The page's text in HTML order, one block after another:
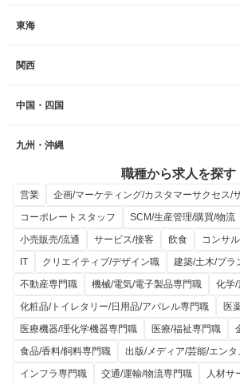
東海
関西
中国・四国
九州・沖縄
職種から求人を探す
営業
企画/マーケティング/カスタマーサクセス/
コーポレートスタッフ
SCM/生産管理/購買/物流
小売販売/流通
サービス/接客 飲食
コンサ
IT
クリエイティブ/デザイン職
建築/土木/プラ
不動産専門職
機械/電気/電子製品専門職
化学/
化粧品/トイレタリー/日用品/アパレル専門職
医
医療機器/理化学機器専門職
医療/福祉専門職
食品/香料/飼料専門職
出版/メディア/芸能/エン
インフラ専門職
交通/運輸/物流専門職
人材サ